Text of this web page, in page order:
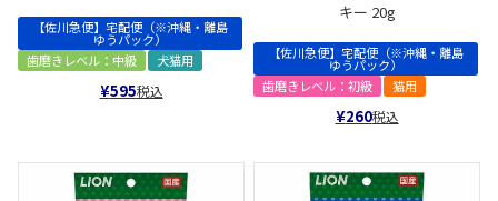
【佐川急便】宅配便（※沖縄・離島
ゆうパック）
歯磨きレベル：中級
犬猫用
¥595税込
キー 20g
【佐川急便】宅配便（※沖縄・離島
ゆうパック）
歯磨きレベル：初級
猫用
¥260税込